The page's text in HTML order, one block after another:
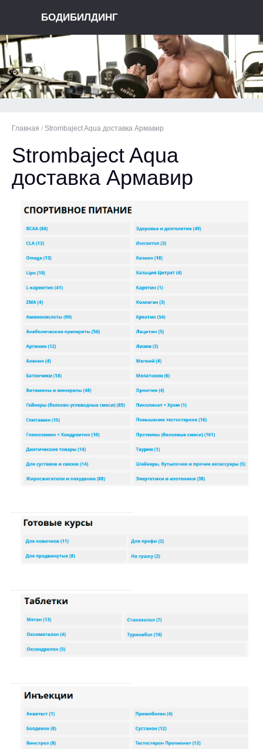
БОДИБИЛДИНГ
Главная / Strombaject Aqua доставка Армавир
Strombaject Aqua
доставка Армавир